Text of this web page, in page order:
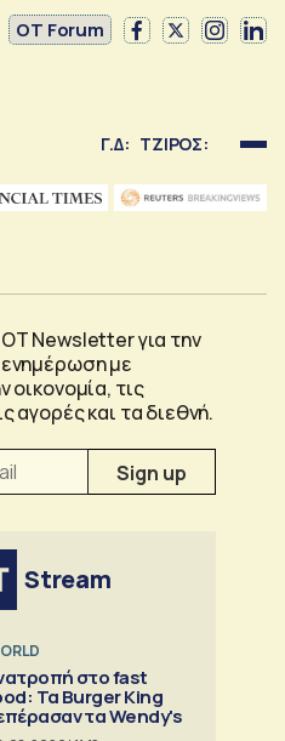
OT Forum
Γ.Δ: ΤΖΙΡΟΣ:
Newsletter για την
με
οικονομία, τις
αγορές και τα διεθνή.
Stream
στο fast
Τα Burger King
τα Wendy's